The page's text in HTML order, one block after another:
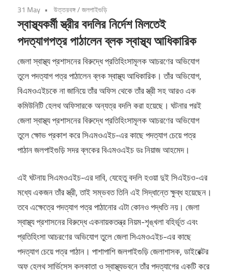
31 May উত্তরবঙ্গ/জলপাইগুড়ি
স্বাস্থ্যকর্মী স্ত্রীর বদলির নির্দেশ মিলতেই
পদত্যাগপত্র পাঠালেন ব্লক স্বাস্থ্য আধিকারিক
জেলা স্বাস্থ্য প্রশাসনের বিরুদ্ধে প্রতিহিংসামূলক আচরণের অভিযোগ
তুলে পদত্যাগ পত্র পাঠালেন ব্লক স্বাস্থ্য আধিকারিক। তাঁর অভিযোগ,
বিএমওএইচকে না জানিয়ে তাঁর অফিস থেকে তাঁর স্ত্রী সহ আরও এক
কমিউনিটি হেলথ অফিসারকে অন্যত্র বদলি করা হয়েছে। ঘটনার পরই
জেলা স্বাস্থ্য প্রশাসনের বিরুদ্ধে প্রতিহিংসামূলক আচরণের অভিযোগ
তুলে ক্ষোভ প্রকাশ করে সিএমওএইচ-এর কাছে পদত্যাগ চেয়ে পত্র
পাঠান জলপাইগুড়ি সদর ব্লকের বিএমওএইচ ডঃ নিয়াজ আহমেদ।
এই ঘটনায় সিএমওএইচ-এর দাবি, যেহেতু বদলি হওয়া দুই সিএইচও-এর
মধ্যে একজন তাঁর স্ত্রী, তাই সম্ভবত তিনি এই সিদ্ধান্তে ক্ষুব্ধ হয়েছেন।
তবে এক্ষেত্রে পদত্যাগ পত্র পাঠানোর এটা কোনও পদ্ধতি নয়। জেলা
স্বাস্থ্য প্রশাসনের বিরুদ্ধে একনায়কতন্ত্র নিয়ম-শৃঙ্খলা বহির্ভূত এবং
প্রতিহিংসা আচরণের অভিযোগ তুলে জেলা সিএমওএইচ-এর কাছে
পদত্যাগ চেয়ে পত্র পাঠান। পাশাপাশি জলপাইগুড়ি জেলাশাসক, ডাইরেক্টর
অফ হেলথ সার্ভিসেস কলকাতা ও স্বাস্থ্যভবনে তাঁর পদত্যাগের একটি করে